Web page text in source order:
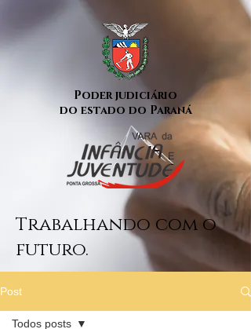
Poder judiciário
do estado do Paraná
Trabalhando com o
futuro.
Post
Todos posts